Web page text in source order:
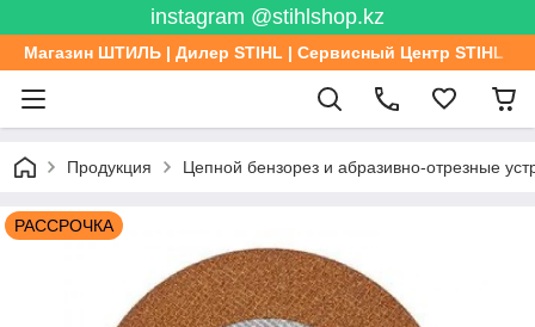
instagram @stihlshop.kz
Магазин ШТИЛЬ | Дилер STIHL | Сервисный Центр STIHL
Продукция Цепной бензорез и абразивно-отрезные
РАССРОЧКА